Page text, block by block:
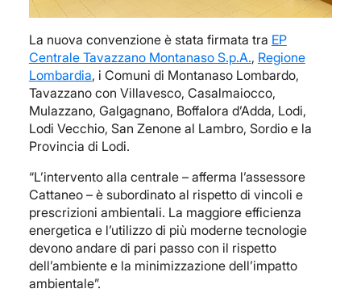
La nuova convenzione è stata firmata tra EP
Centrale Tavazzano Montanaso S.p.A., Regione
Lombardia, i Comuni di Montanaso Lombardo,
Tavazzano con Villavesco, Casalmaiocco,
Mulazzano, Galgagnano, Boffalora d’Adda, Lodi,
Lodi Vecchio, San Zenone al Lambro, Sordio e la
Provincia di Lodi.
“L’intervento alla centrale – afferma l’assessore
Cattaneo – è subordinato al rispetto di vincoli e
prescrizioni ambientali. La maggiore efficienza
energetica e l’utilizzo di più moderne tecnologie
devono andare di pari passo con il rispetto
dell’ambiente e la minimizzazione dell’impatto
ambientale”.